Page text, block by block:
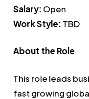
Salary: Open
Work Style: TBD
About the Role
This role leads
fast growing